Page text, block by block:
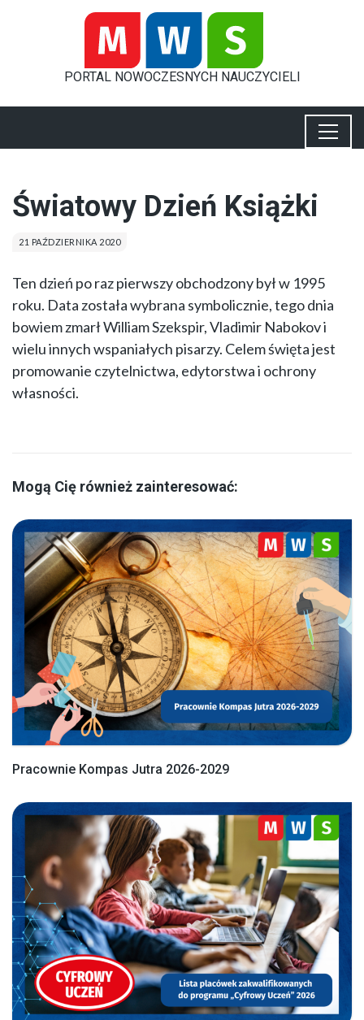
PORTAL NOWOCZESNYCH NAUCZYCIELI
Światowy Dzień Książki
21 PAŹDZIERNIKA 2020
Ten dzień po raz pierwszy obchodzony był w 1995
roku. Data została wybrana symbolicznie, tego dnia
bowiem zmarł William Szekspir, Vladimir Nabokov i
wielu innych wspaniałych pisarzy. Celem święta jest
promowanie czytelnictwa, edytorstwa i ochrony
własności.
Mogą Cię również zainteresować:
Pracownie Kompas Jutra 2026-2029